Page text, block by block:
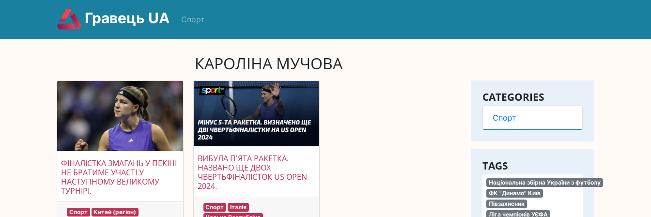
Гравець UA Спорт
КАРОЛІНА МУЧОВА
CATEGORIES
Спорт
TAGS
Національна збірна України з футболу
ФК "Динамо" Київ
Півзахисник
Ліга чемпіонів УЄФА
ФІНАЛІСТКА ЗМАГАНЬ У ПЕКІНІ
НЕ БРАТИМЕ УЧАСТІ У
НАСТУПНОМУ ВЕЛИКОМУ
ТУРНІРІ.
Спорт
Китай (регіон)
ВИБУЛА П'ЯТА РАКЕТКА.
НАЗВАНО ЩЕ ДВОХ
ЧВЕРТЬФІНАЛІСТОК US OPEN
2024.
Спорт
Італія